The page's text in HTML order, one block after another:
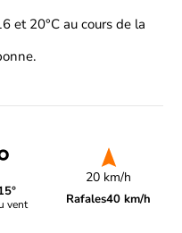
et 20°C au cours de la
vent
20 km/h
Rafales40 km/h